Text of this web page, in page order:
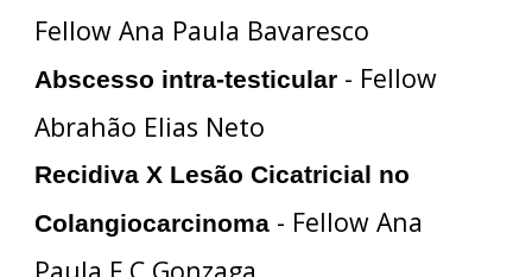
Fellow Ana Paula Bavaresco
Abscesso intra-testicular - Fellow
Abrahão Elias Neto
Recidiva X Lesão Cicatricial no
Colangiocarcinoma - Fellow Ana